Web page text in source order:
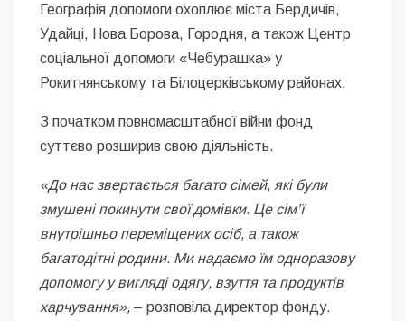
Географія допомоги охоплює міста Бердичів,
Удайці, Нова Борова, Городня, а також Центр
соціальної допомоги «Чебурашка» у
Рокитнянському та Білоцерківському районах.
З початком повномасштабної війни фонд
суттєво розширив свою діяльність.
«До нас звертається багато сімей, які були
змушені покинути свої домівки. Це сім’ї
внутрішньо переміщених осіб, а також
багатодітні родини. Ми надаємо їм одноразову
допомогу у вигляді одягу, взуття та продуктів
харчування», – розповіла директор фонду.